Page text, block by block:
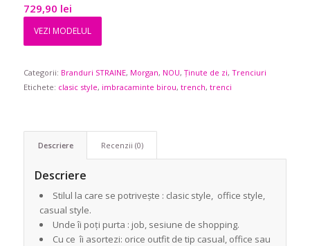
729,90 lei
VEZI MODELUL
Categorii: Branduri STRAINE, Morgan, NOU, Ținute de zi, Trenciuri
Etichete: clasic style, imbracaminte birou, trench, trenci
Descriere Recenzii (0)
Descriere
Stilul la care se potrivește : clasic style, office style,
casual style.
Unde îi poți purta : job, sesiune de shopping.
Cu ce îi asortezi: orice outfit de tip casual, office sau